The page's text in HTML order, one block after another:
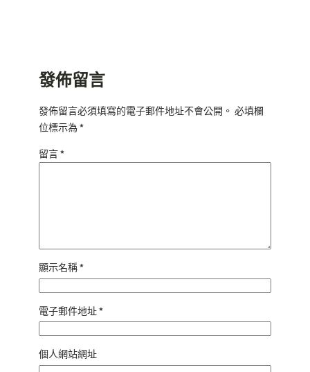
發佈留言
發佈留言必須填寫的電子郵件地址不會公開。 必填欄
位標示為*
留言*
顯示名稱*
電子郵件地址*
個人網站網址